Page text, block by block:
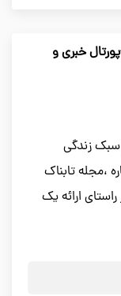
خبری و
سبک زندگی
،مجله تابناک
ارائه یک